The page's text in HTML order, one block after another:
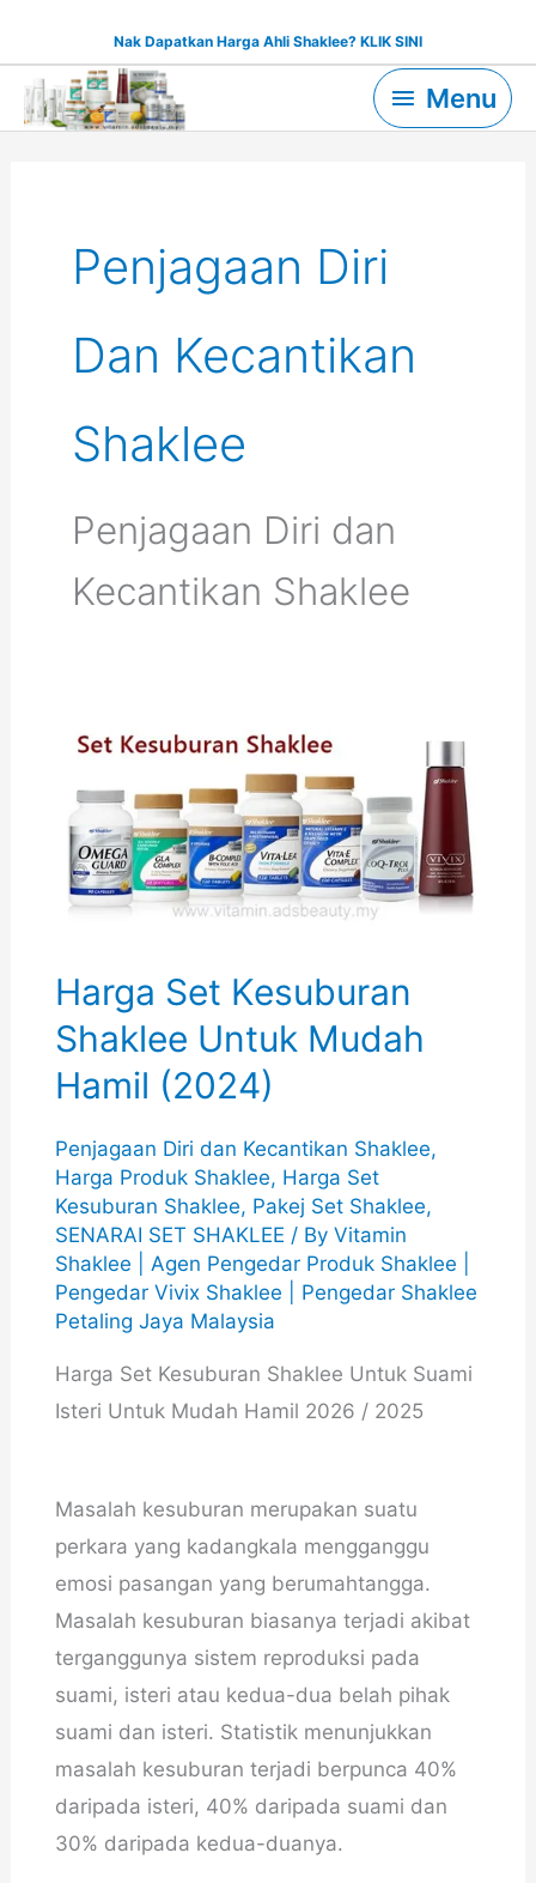
content
Nak Dapatkan Harga Ahli Shaklee? KLIK SINI
MenuMenu
Penjagaan Diri
Dan Kecantikan
Shaklee
Penjagaan Diri dan
Kecantikan Shaklee
Harga Set Kesuburan
Shaklee Untuk Mudah
Hamil (2024)
Penjagaan Diri dan Kecantikan Shaklee,
Harga Produk Shaklee, Harga Set
Kesuburan Shaklee, Pakej Set Shaklee,
SENARAI SET SHAKLEE / By Vitamin
Shaklee | Agen Pengedar Produk Shaklee |
Pengedar Vivix Shaklee | Pengedar Shaklee
Petaling Jaya Malaysia
Harga Set Kesuburan Shaklee Untuk Suami
Isteri Untuk Mudah Hamil 2026 / 2025
Masalah kesuburan merupakan suatu
perkara yang kadangkala mengganggu
emosi pasangan yang berumahtangga.
Masalah kesuburan biasanya terjadi akibat
terganggunya sistem reproduksi pada
suami, isteri atau kedua-dua belah pihak
suami dan isteri. Statistik menunjukkan
masalah kesuburan terjadi berpunca 40%
daripada isteri, 40% daripada suami dan
30% daripada kedua-duanya.